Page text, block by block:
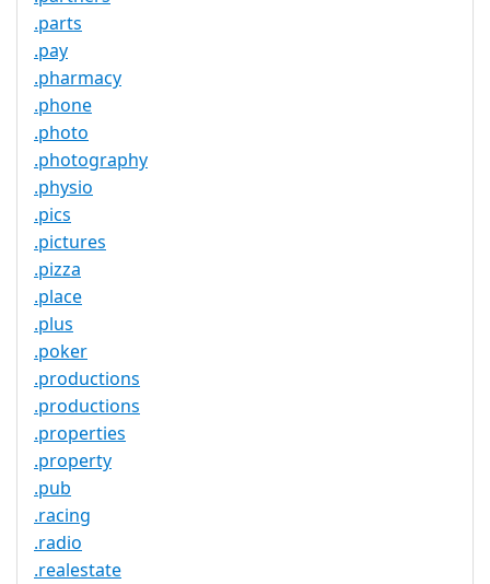
.parts
.pay
.pharmacy
.phone
.photo
.photography
.physio
.pics
.pictures
.pizza
.place
.plus
.poker
.productions
.productions
.properties
.property
.pub
.racing
.radio
.realestate